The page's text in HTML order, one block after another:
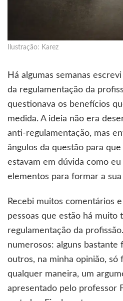
Ilustração: Karez
Há algumas semanas
da regulamentação da
questionava os benefícios
medida. A ideia não era
anti-regulamentação, mas
ângulos da questão para que
estavam em dúvida como
elementos para formar a
Recebi muitos comentários
pessoas que estão há muito
regulamentação da
numerosos: alguns
outros, na minha opinião, só
qualquer maneira, um
apresentado pelo professor